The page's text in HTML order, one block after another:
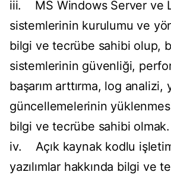
iii. MS Windows Server ve
sistemlerinin kurulumu ve
bilgi ve tecrübe sahibi olup,
sistemlerinin güvenliği,
başarım arttırma, log analizi,
güncellemelerinin
bilgi ve tecrübe sahibi olmak.
iv. Açık kaynak kodlu
yazılımlar hakkında bilgi ve